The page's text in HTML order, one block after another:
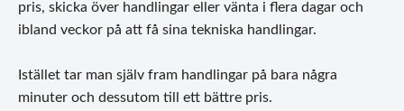
pris, skicka över handlingar eller vänta i flera dagar och
ibland veckor på att få sina tekniska handlingar.
Istället tar man själv fram handlingar på bara några
minuter och dessutom till ett bättre pris.